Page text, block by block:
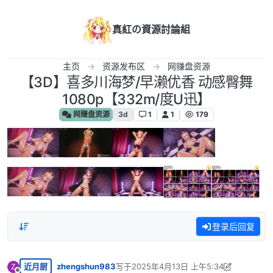
真紅の資源討論組
主页 资源发布区 网赚盘资源
【3D】喜多川海梦/早濑优香 动感臀舞
1080p【332m/度U迅】
网赚盘资源 3d 1 1 179
登录后回复
Z 近月厨 zhengshun983写于2025年4月13日 上午5:34